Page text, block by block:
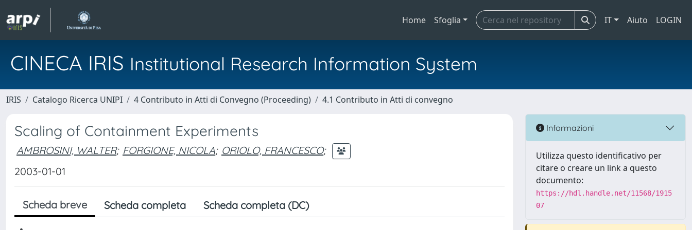
Home Sfoglia IT Aiuto LOGIN
CINECA IRIS Institutional Research Information System
IRIS Catalogo Ricerca UNIPI 4 Contributo in Atti di Convegno (Proceeding) 4.1 Contributo in Atti di convegno
Scaling of Containment Experiments
AMBROSINI, WALTER; FORGIONE, NICOLA; ORIOLO, FRANCESCO;
2003-01-01
Scheda breve Scheda completa Scheda completa (DC)
Informazioni
Utilizza questo identificativo per
citare o creare un link a questo
documento:
https://hdl.handle.net/11568/1915
07